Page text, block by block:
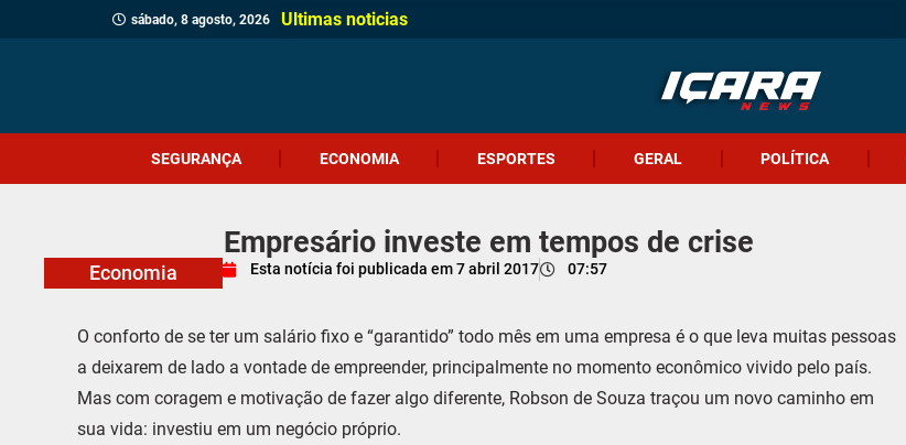
sábado, 8 agosto, 2026 Ultimas noticias
SEGURANÇA ECONOMIA ESPORTES GERAL POLÍTICA
Empresário investe em tempos de crise
Economia Esta notícia foi publicada em 7 abril 2017 07:57
O conforto de se ter um salário fixo e “garantido” todo mês em uma empresa é o que leva muitas pessoas
a deixarem de lado a vontade de empreender, principalmente no momento econômico vivido pelo país.
Mas com coragem e motivação de fazer algo diferente, Robson de Souza traçou um novo caminho em
sua vida: investiu em um negócio próprio.